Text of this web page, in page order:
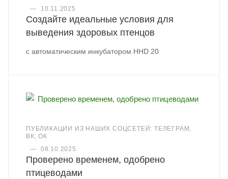
—
10.11.2025
Создайте идеальные условия для
выведения здоровых птенцов
с автоматическим инкубатором HHD 20
ПУБЛИКАЦИИ ИЗ НАШИХ СОЦСЕТЕЙ: ТЕЛЕГРАМ,
ВК, ОК
—
08.10.2025
Проверено временем, одобрено
птицеводами